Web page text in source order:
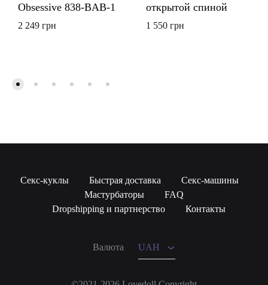
Obsessive 838-BAB-1
2 249 грн
открытой спиной
1 550 грн
Валюта UAH
UAH
Секс-куклы Быстрая доставка
Секс-машины
Мастурбаторы
FAQ
Dropshipping и партнерство
Контакты